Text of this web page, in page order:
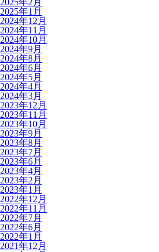
2025年2月
2025年1月
2024年12月
2024年11月
2024年10月
2024年9月
2024年8月
2024年6月
2024年5月
2024年4月
2024年3月
2023年12月
2023年11月
2023年10月
2023年9月
2023年8月
2023年7月
2023年6月
2023年4月
2023年2月
2023年1月
2022年12月
2022年11月
2022年7月
2022年6月
2022年1月
2021年12月